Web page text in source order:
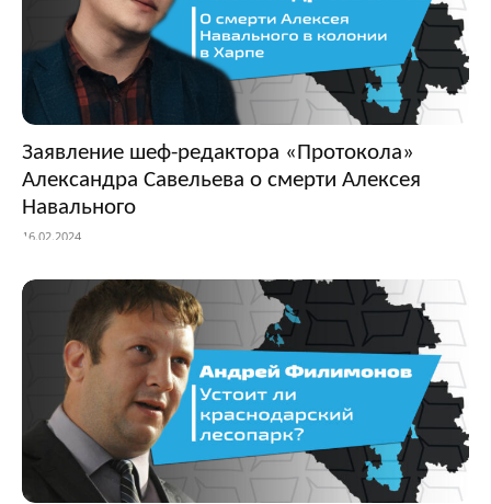
Заявление шеф-редактора «Протокола»
Александра Савельева о смерти Алексея
Навального
16.02.2024